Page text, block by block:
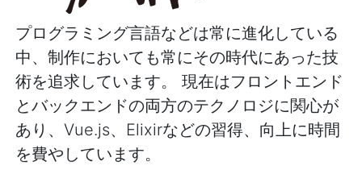
プログラミング言語などは常に進化している
中、制作においても常にその時代にあった技
術を追求しています。 現在はフロントエンド
とバックエンドの両方のテクノロジに関心が
あり、Vue.js、Elixirなどの習得、向上に時間
を費やしています。